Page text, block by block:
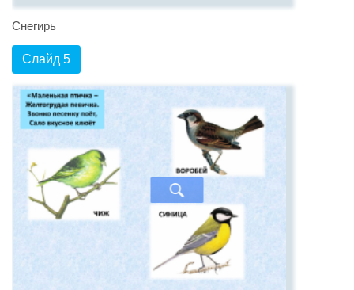
Снегирь
Слайд 5